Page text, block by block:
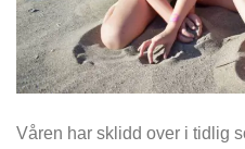
Våren har sklidd over i tidlig